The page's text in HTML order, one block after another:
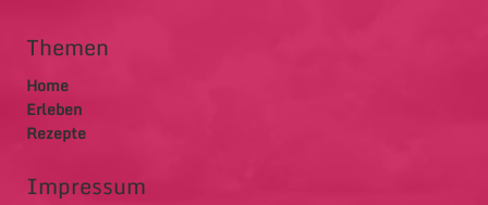
Themen
Home
Erleben
Rezepte
Impressum